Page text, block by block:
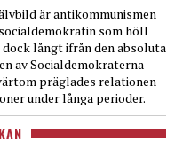
är antikommunismen
som höll
långt ifrån den absoluta
av Socialdemokraterna
präglades relationen
under långa perioder.